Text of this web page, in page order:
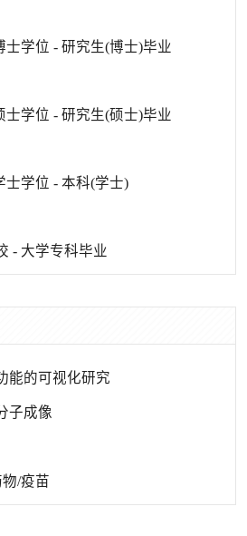
学位 - 研究生(博士)毕业
士学位 - 研究生(硕士)毕业
士学位 - 本科(学士)
- 大学专科毕业
能的可视化研究
子成像
/疫苗